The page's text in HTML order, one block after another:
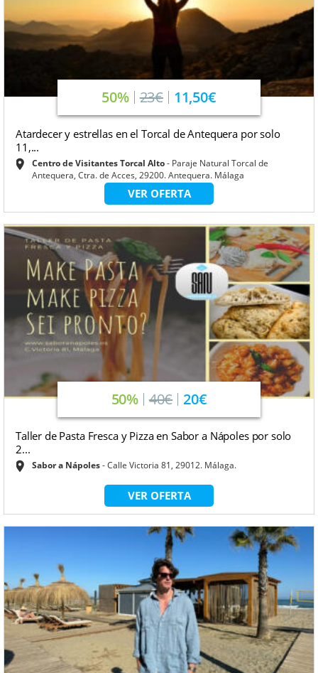
50% 23€ 11,50€
Atardecer y estrellas en el Torcal de Antequera por solo
11,...
Centro de Visitantes Torcal Alto
Paraje Natural Torcal de
Antequera, Ctra. de Acces, 29200. Antequera. Málaga
VER OFERTA
50% 40€ 20€
Taller de Pasta Fresca y Pizza en Sabor a Nápoles por solo
2...
Sabor a Nápoles Calle Victoria 81, 29012. Málaga.
VER OFERTA